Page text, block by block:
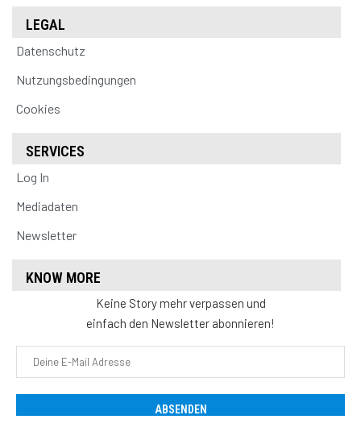
LEGAL
Datenschutz
Nutzungsbedingungen
Cookies
SERVICES
Log In
Mediadaten
Newsletter
KNOW MORE
Keine Story mehr verpassen und
einfach den Newsletter abonnieren!